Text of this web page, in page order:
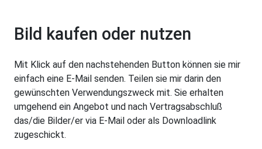
Bild kaufen oder nutzen
Mit Klick auf den nachstehenden Button können sie mir
einfach eine E-Mail senden. Teilen sie mir darin den
gewünschten Verwendungszweck mit. Sie erhalten
umgehend ein Angebot und nach Vertragsabschluß
das/die Bilder/er via E-Mail oder als Downloadlink
zugeschickt.